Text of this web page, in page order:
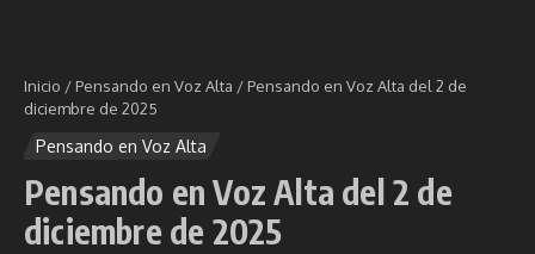
Inicio / Pensando en Voz Alta / Pensando en Voz Alta del 2 de
diciembre de 2025
Pensando en Voz Alta
Pensando en Voz Alta del 2 de
diciembre de 2025